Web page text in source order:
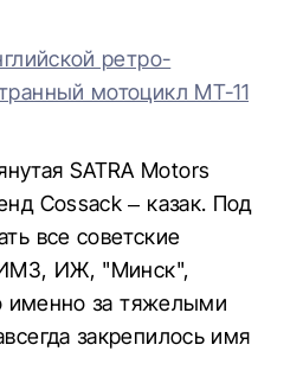
ретро-
мотоцикл МТ-11
SATRA Motors
Cossack – казак. Под
все советские
ИЖ, "Минск",
именно за тяжелыми
закрепилось имя